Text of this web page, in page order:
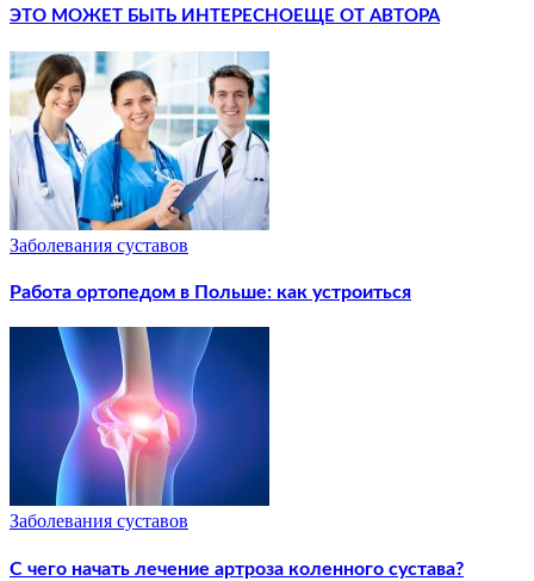
ЭТО МОЖЕТ БЫТЬ ИНТЕРЕСНО ЕЩЕ ОТ АВТОРА
Заболевания суставов
Работа ортопедом в Польше: как устроиться
Заболевания суставов
С чего начать лечение артроза коленного сустава?